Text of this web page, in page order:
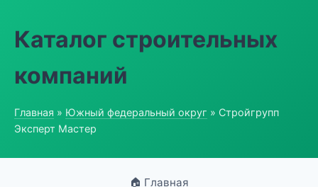
Каталог строительных
компаний
Главная » Южный федеральный округ » Стройгрупп
Эксперт Мастер
🏠 Главная